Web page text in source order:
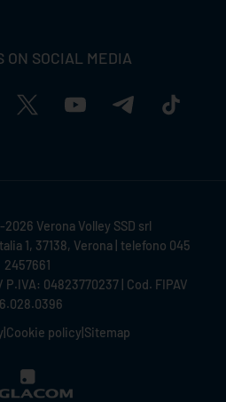
ON SOCIAL MEDIA
Verona Volley SSD srl
1, 37138, Verona | telefono 045
2457661
04823770237 | Cod. FIPAV
Cookie policy Sitemap